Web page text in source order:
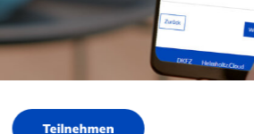
einhergeht, und
Brustdrüse abgenommen
ab, wie groß der Tumor ist und
der Patientin.
Teilnehmen